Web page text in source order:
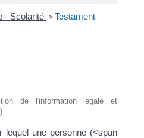
- Scolarité > Testament
de l'information légale et
lequel une personne (<span